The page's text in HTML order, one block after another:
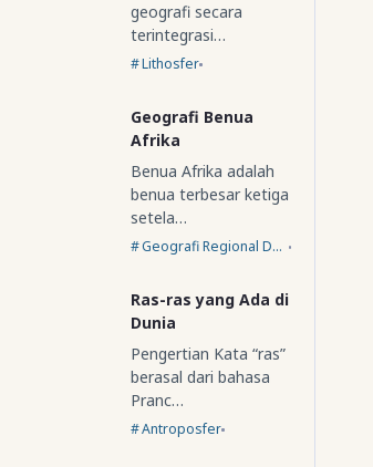
geografi secara
terintegrasi…
Lithosfer
Geografi Benua
Afrika
Benua Afrika adalah
benua terbesar ketiga
setela…
Geografi Regional Dunia
Ras-ras yang Ada di
Dunia
Pengertian Kata “ras”
berasal dari bahasa
Pranc…
Antroposfer